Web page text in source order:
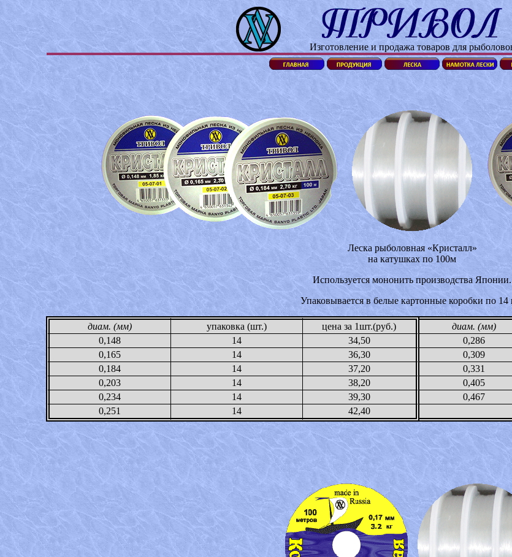
Изготовление и продажа товаров для
Леска рыболовная «Кристалл»
на катушках по 100м
Используется мононить производства Японии.
Упаковывается в белые картонные коробки по 14
диам. (мм) упаковка (шт.) цена за 1шт.(руб.) диам. (мм)
0,148
14 34,50 0,286
0,165
14 36,30 0,309
0,184
14 37,20 0,331
0,203
14 38,20 0,405
0,234
14 39,30 0,467
0,251
14 42,40